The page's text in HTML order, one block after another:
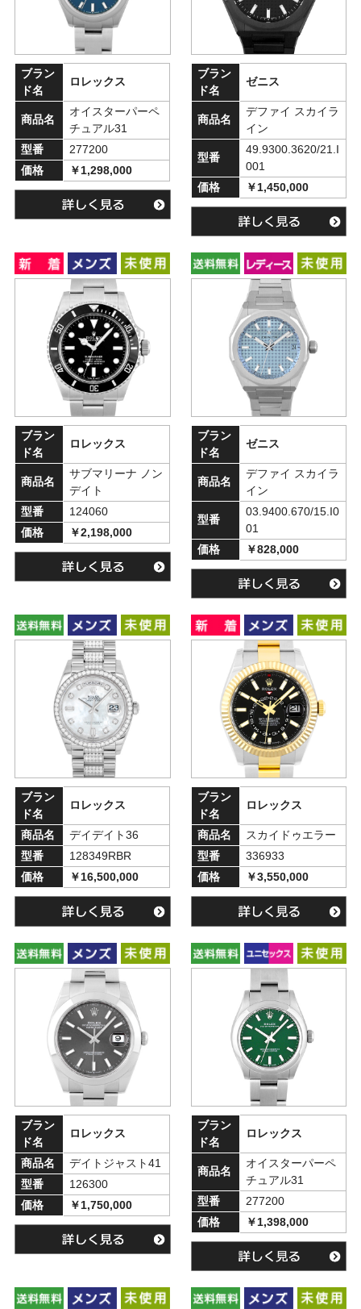
ブラン
ド名
ロレックス
商品名
オイスターパーペ
チュアル31
型番
277200
価格
￥1,298,000
ブラン
ド名
ゼニス
商品名
デファイ スカイラ
イン
型番
49.9300.3620/21.I
001
価格
￥1,450,000
ブラン
ド名
ロレックス
商品名
サブマリーナ ノン
デイト
型番
124060
価格
￥2,198,000
ブラン
ド名
ゼニス
商品名
デファイ スカイラ
イン
型番
03.9400.670/15.I0
01
価格
￥828,000
ブラン
ド名
ロレックス
商品名
デイデイト36
型番
128349RBR
価格
￥16,500,000
ブラン
ド名
ロレックス
商品名
スカイドゥエラー
型番
336933
価格
￥3,550,000
ブラン
ド名
ロレックス
商品名
デイトジャスト41
型番
126300
価格
￥1,750,000
ブラン
ド名
ロレックス
商品名
オイスターパーペ
チュアル31
型番
277200
価格
￥1,398,000